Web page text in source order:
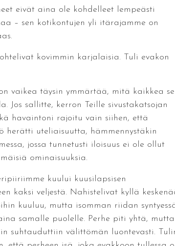
eivät aina ole kohdelleet lempeästi
– sen kotikontujen yli itärajamme on
kovimmin karjalaisia. Tuli evakon
vaikea täysin ymmärtää, mitä kaikkea
Jos sallitte, kerron Teille sivustakatsojan
havaintoni rajoitu vain siihen, että
herätti uteliaisuutta, hämmennystäkin
jossa tunnetusti iloisuus ei ole ollut
ominaisuuksia.
kuului kuusilapsisen
kaksi veljestä. Nahistelivat kyllä
kuuluu, mutta isomman riidan
samalle puolelle. Perhe piti yhtä, mutta
suhtauduttiin välittömän luontevasti.